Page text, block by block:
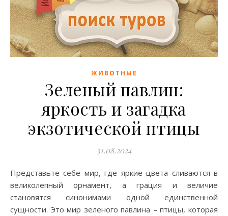
ЖИВОТНЫЕ
Зеленый павлин:
яркость и загадка
экзотической птицы
31.08.2024
Представьте себе мир, где яркие цвета сливаются в
великолепный орнамент, а грация и величие
становятся синонимами одной единственной
сущности. Это мир зеленого павлина – птицы, которая